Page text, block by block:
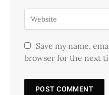
Save my name,
browser for the next